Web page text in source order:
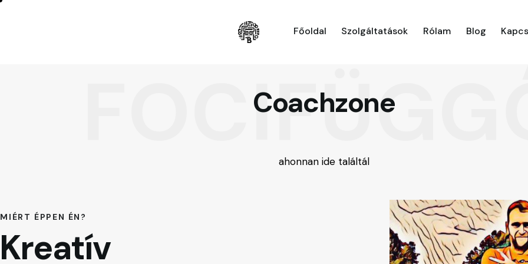
Főoldal Szolgáltatások Rólam Blog
FOCIFÜGGŐ
Coachzone
ahonnan ide találtál
MIÉRT ÉPPEN ÉN?
Kreatív